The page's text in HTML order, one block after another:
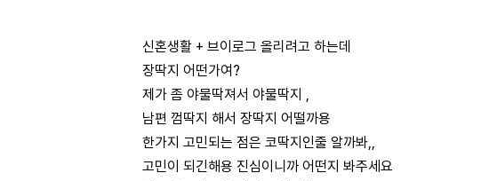
신혼생활 + 브이로그 올리려고 하는데
장딱지 어떤가여?
제가 좀 야물딱져서 야물딱지 ,
남편 껌딱지 해서 장딱지 어떨까용
한가지 고민되는 점은 코딱지인줄 알까봐,,
고민이 되긴해용 진심이니까 어떤지 봐주세요